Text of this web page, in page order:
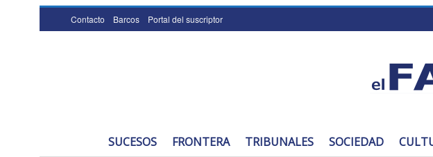
Contacto Barcos Portal del suscriptor
SUCESOS FRONTERA TRIBUNALES SOCIEDAD